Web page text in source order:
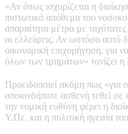
«Αν όπως ισχυρίζεται η
πιστωτικό απόθεμα του
απαραίτητα μέτρα με
οι ελλείψεις. Αν ωστόσο αυτό
οικονομική επιχορήγηση, για
όλων των τμημάτων» τονίζει
Προειδοποιεί ακόμη πως «για
οποιονδήποτε ασθενή τεθεί
την νομική ευθύνη φέρει η
Υ.Πε. και η πολιτική ηγεσία